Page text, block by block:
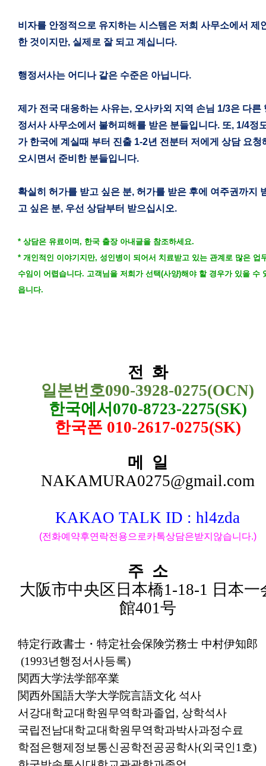
비자를 안정적으로 유지하는 시스템은 저희 사무소에서 제
한 것이지만, 실제로 잘 되고 계십니다.
행정서사는 어디나 같은 수준은 아닙니다.
제가 전국 대응하는 사유는, 오사카외 지역 손님 1/3은 다른
정서사 사무소에서 불허피해를 받은 분들입니다. 또, 1/4정
가 한국에 계실때 부터 진출 1-2년 전분터 저에게 상담 요청
오시면서 준비한 분들입니다.
확실히 허가를 받고 싶은 분, 허가를 받은 후에 여주권까지
고 싶은 분, 우선 상담부터 받으십시오.
* 상담은 유료이며 , 한국 출장 아내글을 참조하세요.
* 개인적인 이야기지만, 성인병이 되어서 치료받고 있는 관계로 많은 업
수임이 어렵습니다. 고객님을 저희가 선택(사양)해야 할 경우가 있을 수
읍니다.
전 화
일본번호090-3928-0275(OCN)
한국에서070-8723-2275(SK)
한국폰 010-2617-0275(SK)
메
일
NAKAMURA0275@gmail.com
KAKAO TALK ID : hl4zda
(전화예약후연락전용으로카톡상담은받지 않습니다.)
주 소
大阪市中央区日本橋1-18-1 日本一
館401号
特定行政書士・特定社会保険労務士 中村伊知郎
(1993년 행정서사등록)
関西大学法学部卒業
関西外国語大学大学院言語文化 석사
서강대학교대학원 무역학과졸업, 상학석사
국립전남대학교대학원 무역학과박사과정수료
학점은행제 정보통신공학전공공학사(외국인1 호)